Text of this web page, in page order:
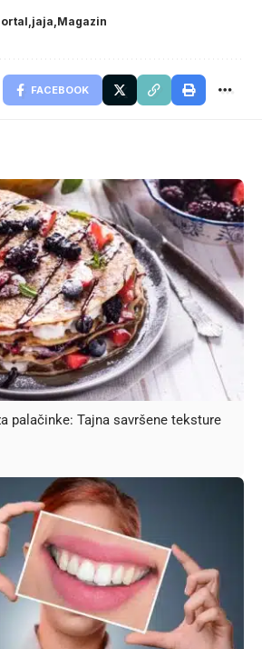
jaja Magazin
FACEBOOK
palačinke: Tajna savršene teksture